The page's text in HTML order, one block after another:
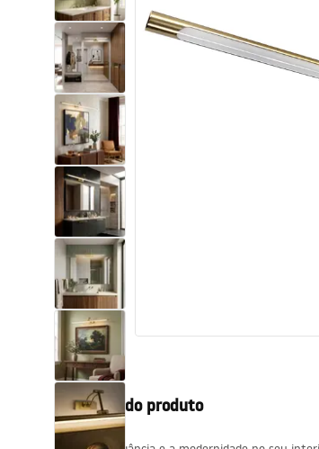
Sumidouros de duche
Sanitas, lavatórios
Lava-louças e lavatórios de casa
de banho
Cabinas de duche de casa de
banho
Misturadores de casa de banho
Chuveiros de casa de banho
Cozinha
Acessórios de casa de banho,
Descrição do produto